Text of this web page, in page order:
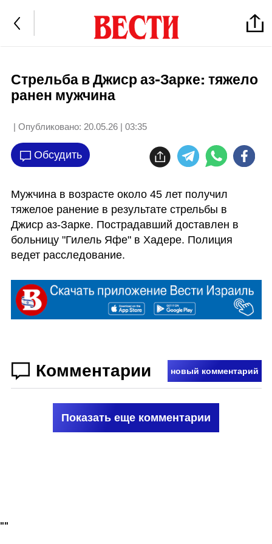
Стрельба в Джиср аз-Зарке: тяжело
ранен мужчина
| Опубликовано: 20.05.26 | 03:35
Обсудить
Мужчина в возрасте около 45 лет получил
тяжелое ранение в результате стрельбы в
Джиср аз-Зарке. Пострадавший доставлен в
больницу "Гилель Яфе" в Хадере. Полиция
ведет расследование.
Комментарии новый комментарий
Показать еще комментарии
""